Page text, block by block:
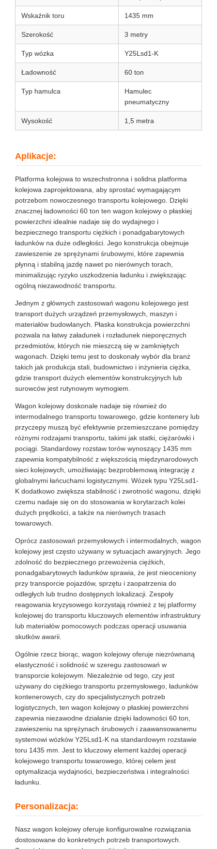
Wskaźnik toru 1435 mm
Szerokość 3 metry
Typ wózka Y25Lsd1-K
Ładowność 60 ton
Typ hamulca
Hamulec
pneumatyczny
Wysokość 1,5 metra
Aplikacje:
Platforma kolejowa to wszechstronna i solidna platforma
kolejowa zaprojektowana, aby sprostać wymagającym
potrzebom nowoczesnego transportu kolejowego. Dzięki
znacznej ładowności 60 ton ten wagon kolejowy o płaskiej
powierzchni idealnie nadaje się do wydajnego i
bezpiecznego transportu ciężkich i ponadgabarytowych
ładunków na duże odległości. Jego konstrukcja obejmuje
zawieszenie ze sprężynami śrubowymi, które zapewnia
płynną i stabilną jazdę nawet po nierównych torach,
minimalizując ryzyko uszkodzenia ładunku i zwiększając
ogólną niezawodność transportu.
Jednym z głównych zastosowań wagonu kolejowego jest
transport dużych urządzeń przemysłowych, maszyn i
materiałów budowlanych. Płaska konstrukcja powierzchni
pozwala na łatwy załadunek i rozładunek nieporęcznych
przedmiotów, których nie mieszczą się w zamkniętych
wagonach. Dzięki temu jest to doskonały wybór dla branż
takich jak produkcja stali, budownictwo i inżynieria ciężka,
gdzie transport dużych elementów konstrukcyjnych lub
surowców jest rutynowym wymogiem.
Wagon kolejowy doskonale nadaje się również do
intermodalnego transportu towarowego, gdzie kontenery lub
przyczepy muszą być efektywnie przemieszczane pomiędzy
różnymi rodzajami transportu, takimi jak statki, ciężarówki i
pociągi. Standardowy rozstaw torów wynoszący 1435 mm
zapewnia kompatybilność z większością międzynarodowych
sieci kolejowych, umożliwiając bezproblemową integrację z
globalnymi łańcuchami logistycznymi. Wózek typu Y25Lsd1-
K dodatkowo zwiększa stabilność i zwrotność wagonu, dzięki
czemu nadaje się on do stosowania w korytarzach kolei
dużych prędkości, a także na nierównych trasach
towarowych.
Oprócz zastosowań przemysłowych i intermodalnych, wagon
kolejowy jest często używany w sytuacjach awaryjnych. Jego
zdolność do bezpiecznego przewożenia ciężkich,
ponadgabarytowych ładunków sprawia, że ​​jest nieoceniony
przy transporcie pojazdów, sprzętu i zaopatrzenia do
odległych lub trudno dostępnych lokalizacji. Zespoły
reagowania kryzysowego korzystają również z tej platformy
kolejowej do transportu kluczowych elementów infrastruktury
lub materiałów pomocowych podczas operacji usuwania
skutków awarii.
Ogólnie rzecz biorąc, wagon kolejowy oferuje niezrównaną
elastyczność i solidność w szeregu zastosowań w
transporcie kolejowym. Niezależnie od tego, czy jest
używany do ciężkiego transportu przemysłowego, ładunków
kontenerowych, czy do specjalistycznych potrzeb
logistycznych, ten wagon kolejowy o płaskiej powierzchni
zapewnia niezawodne działanie dzięki ładowności 60 ton,
zawieszeniu na sprężynach śrubowych i zaawansowanemu
systemowi wózków Y25Lsd1-K na standardowym rozstawie
toru 1435 mm. Jest to kluczowy element każdej operacji
kolejowego transportu towarowego, której celem jest
optymalizacja wydajności, bezpieczeństwa i integralności
ładunku.
Personalizacja:
Nasz wagon kolejowy oferuje konfigurowalne rozwiązania
dostosowane do konkretnych potrzeb transportowych.